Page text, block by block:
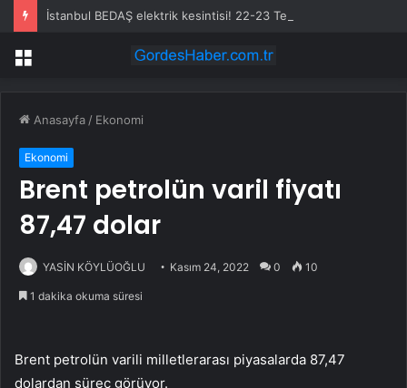
Menü
Anasayfa / Ekonomi
Ekonomi
Brent petrolün varil fiyatı
87,47 dolar
YASİN KÖYLÜOĞLU Kasım 24, 2022 0 10
1 dakika okuma süresi
Brent petrolün varili milletlerarası piyasalarda 87,47
dolardan süreç görüyor.